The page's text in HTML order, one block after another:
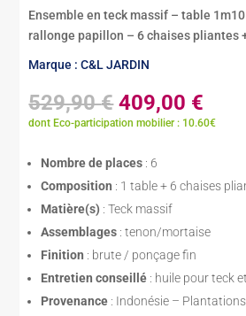
Ensemble en teck massif – table
rallonge papillon – 6 chaises pliantes
Marque : C&L JARDIN
529,90€Le
prix
était :
529,90 €.
409,00 €
prix
dont Eco-participation mobilier : 10.60€
Nombre de places : 6
Composition : 1 table + 6 chaises
Matière(s) : Teck massif
Assemblages : tenon/mortaise
Finition : brute / ponçage fin
Entretien conseillé : huile pour teck
Provenance : Indonésie –